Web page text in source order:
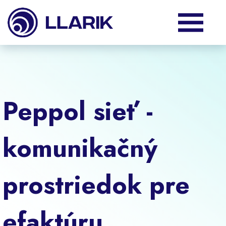
Podpora
O nás
Klienti
Peppol sieť -
komunikačný
prostriedok pre